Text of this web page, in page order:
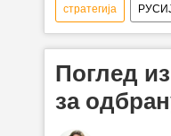
стратегија
флота
бродови
Поглед
за